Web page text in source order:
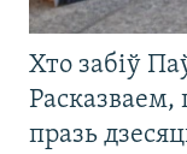
Хто забіў
Расказваем,
празь